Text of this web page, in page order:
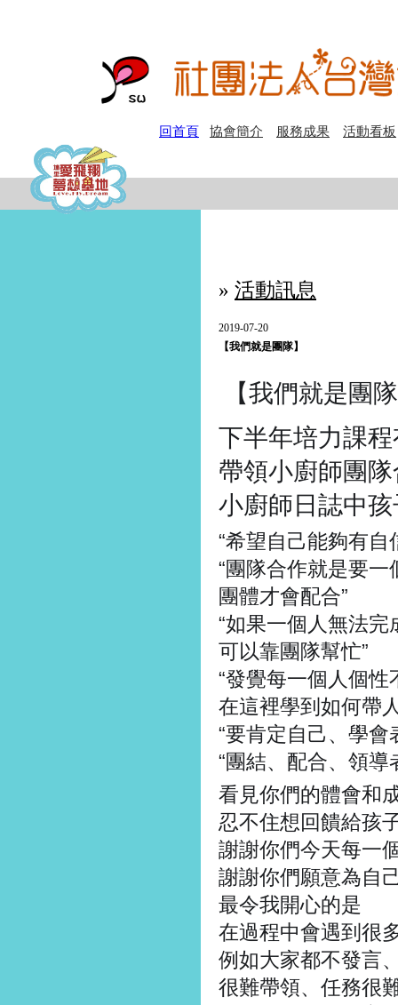
回首頁 協會簡介 服務成果 活動看板
» 活動訊息
2019-07-20
【我們就是團隊】
【我們就是團
下半年培力課
帶領小廚師團
小廚師日誌中
“希望自己能夠有自
“團隊合作就是要
團體才會配合”
“如果一個人無法完
可以靠團隊幫忙”
“發覺每一個人個性
在這裡學到如何帶
“要肯定自己、學會
“團結、配合、領導
看見你們的體會和
忍不住想回饋給孩
謝謝你們今天每一
謝謝你們願意為自
最令我開心的是
在過程中會遇到很
例如大家都不發言
很難帶領、任務